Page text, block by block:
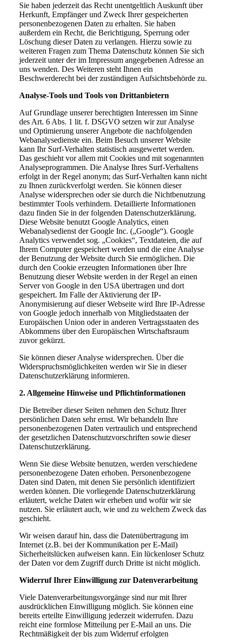
Sie haben jederzeit das Recht unentgeltlich Auskunft über
Herkunft, Empfänger und Zweck Ihrer gespeicherten
personenbezogenen Daten zu erhalten. Sie haben
außerdem ein Recht, die Berichtigung, Sperrung oder
Löschung dieser Daten zu verlangen. Hierzu sowie zu
weiteren Fragen zum Thema Datenschutz können Sie sich
jederzeit unter der im Impressum angegebenen Adresse an
uns wenden. Des Weiteren steht Ihnen ein
Beschwerderecht bei der zuständigen Aufsichtsbehörde zu.
Analyse-Tools und Tools von Drittanbietern
Auf Grundlage unserer berechtigten Interessen im Sinne
des Art. 6 Abs. 1 lit. f. DSGVO setzen wir zur Analyse
und Optimierung unserer Angebote die nachfolgenden
Webanalysedienste ein. Beim Besuch unserer Website
kann Ihr Surf-Verhalten statistisch ausgewertet werden.
Das geschieht vor allem mit Cookies und mit sogenannten
Analyseprogrammen. Die Analyse Ihres Surf-Verhaltens
erfolgt in der Regel anonym; das Surf-Verhalten kann nicht
zu Ihnen zurückverfolgt werden. Sie können dieser
Analyse widersprechen oder sie durch die Nichtbenutzung
bestimmter Tools verhindern. Detaillierte Informationen
dazu finden Sie in der folgenden Datenschutzerklärung.
Diese Website benutzt Google Analytics, einen
Webanalysedienst der Google Inc. („Google“). Google
Analytics verwendet sog. „Cookies“, Textdateien, die auf
Ihrem Computer gespeichert werden und die eine Analyse
der Benutzung der Website durch Sie ermöglichen. Die
durch den Cookie erzeugten Informationen über Ihre
Benutzung dieser Website werden in der Regel an einen
Server von Google in den USA übertragen und dort
gespeichert. Im Falle der Aktivierung der IP-
Anonymisierung auf dieser Webseite wird Ihre IP-Adresse
von Google jedoch innerhalb von Mitgliedstaaten der
Europäischen Union oder in anderen Vertragsstaaten des
Abkommens über den Europäischen Wirtschaftsraum
zuvor gekürzt.
Sie können dieser Analyse widersprechen. Über die
Widerspruchsmöglichkeiten werden wir Sie in dieser
Datenschutzerklärung informieren.
2. Allgemeine Hinweise und Pflichtinformationen
Die Betreiber dieser Seiten nehmen den Schutz Ihrer
persönlichen Daten sehr ernst. Wir behandeln Ihre
personenbezogenen Daten vertraulich und entsprechend
der gesetzlichen Datenschutzvorschriften sowie dieser
Datenschutzerklärung.
Wenn Sie diese Website benutzen, werden verschiedene
personenbezogene Daten erhoben. Personenbezogene
Daten sind Daten, mit denen Sie persönlich identifiziert
werden können. Die vorliegende Datenschutzerklärung
erläutert, welche Daten wir erheben und wofür wir sie
nutzen. Sie erläutert auch, wie und zu welchem Zweck das
geschieht.
Wir weisen darauf hin, dass die Datenübertragung im
Internet (z.B. bei der Kommunikation per E-Mail)
Sicherheitslücken aufweisen kann. Ein lückenloser Schutz
der Daten vor dem Zugriff durch Dritte ist nicht möglich.
Widerruf Ihrer Einwilligung zur Datenverarbeitung
Viele Datenverarbeitungsvorgänge sind nur mit Ihrer
ausdrücklichen Einwilligung möglich. Sie können eine
bereits erteilte Einwilligung jederzeit widerrufen. Dazu
reicht eine formlose Mitteilung per E-Mail an uns. Die
Rechtmäßigkeit der bis zum Widerruf erfolgten